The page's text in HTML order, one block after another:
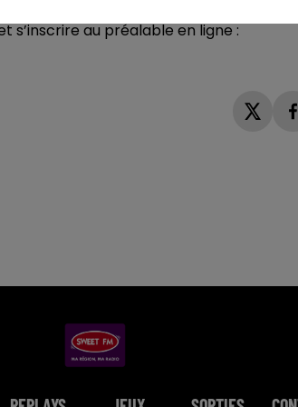
hôtel africain
au préalable en ligne :